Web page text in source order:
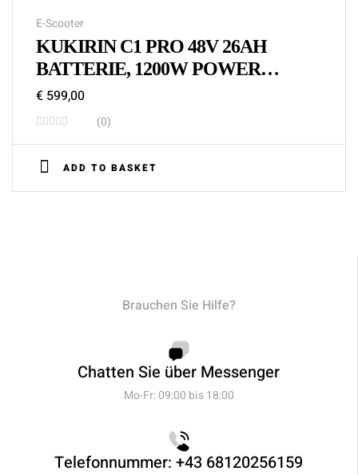
E-Scooter
KUKIRIN C1 PRO 48V 26AH
BATTERIE, 1200W POWER
MOTOR ELEKTROFAHRRAD
€ 599,00
(0)
ADD TO BASKET
Brauchen Sie Hilfe?
Chatten Sie über Messenger
Mo-Fr: 09:00 bis 18:00
Telefonnummer: +43 68120256159